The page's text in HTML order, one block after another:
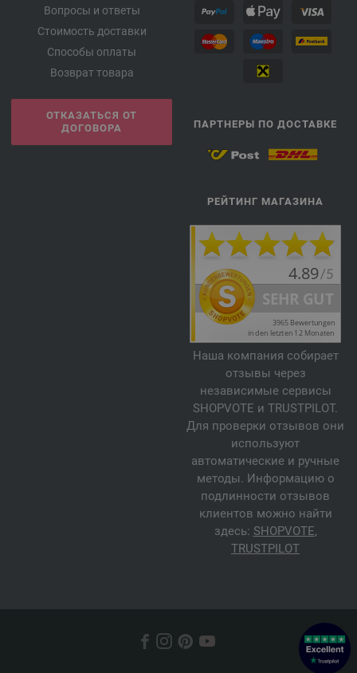
Вопросы и ответы
Стоимость доставки
Способы оплаты
Возврат товара
ОТКАЗАТЬСЯ ОТ
ДОГОВОРА
ПАРТНЕРЫ ПО ДОСТАВКЕ
РЕЙТИНГ МАГАЗИНА
Наша компания собирает
отзывы через
независимые сервисы
SHOPVOTE и TRUSTPILOT.
Для проверки отзывов они
используют
автоматические и ручные
методы. Информацию о
подлинности отзывов
клиентов можно найти
здесь: SHOPVOTE,
TRUSTPILOT